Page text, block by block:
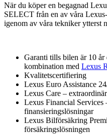
När du köper en begagnad
SELECT från en av våra
igenom av våra tekniker ytterst
Garanti tills bilen är 10
kombination med Lexus
Kvalitetscertifiering
Lexus Euro Assistance
Lexus Care –
Lexus Financial Services
finansieringslösningar
Lexus Bilförsäkring
försäkringslösningen